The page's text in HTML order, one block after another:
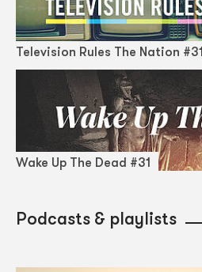
Television Rules The Nation #31
Wake Up The Dead #31
Podcasts & playlists